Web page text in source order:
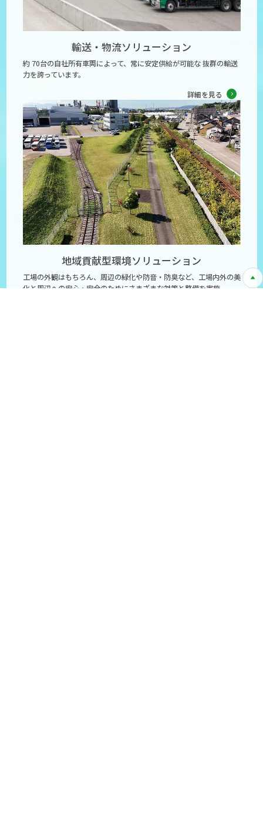
輸送・物流ソリューション
約 70台の自社所有車両によって、常に安定供給が可能な 抜群の輸送
力を誇っています。
詳細を見る
地域貢献型環境ソリューション
工場の外観はもちろん、周辺の緑化や防音・防臭など、工場内外の美
化と周辺への安心・安全のためにさまざまな対策と整備を実施。